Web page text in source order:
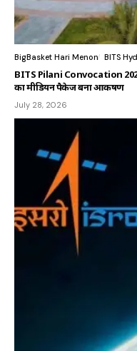
BigBasket Hari Menon BITS
BITS Pilani Convocation 2026:
का मीडियन पैकेज बना आकर्षण
July 28, 2026